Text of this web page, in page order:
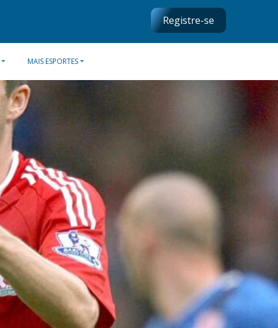
Registre-se
MAIS ESPORTES